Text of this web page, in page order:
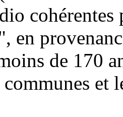
en
de 170
et